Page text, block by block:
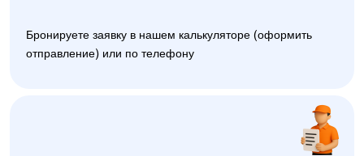
Бронируете заявку в нашем калькуляторе (оформить
отправление) или по телефону